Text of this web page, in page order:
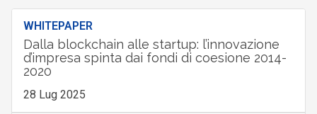
WHITEPAPER
Dalla blockchain alle startup: l’innovazione
d’impresa spinta dai fondi di coesione 2014-
2020
28 Lug 2025